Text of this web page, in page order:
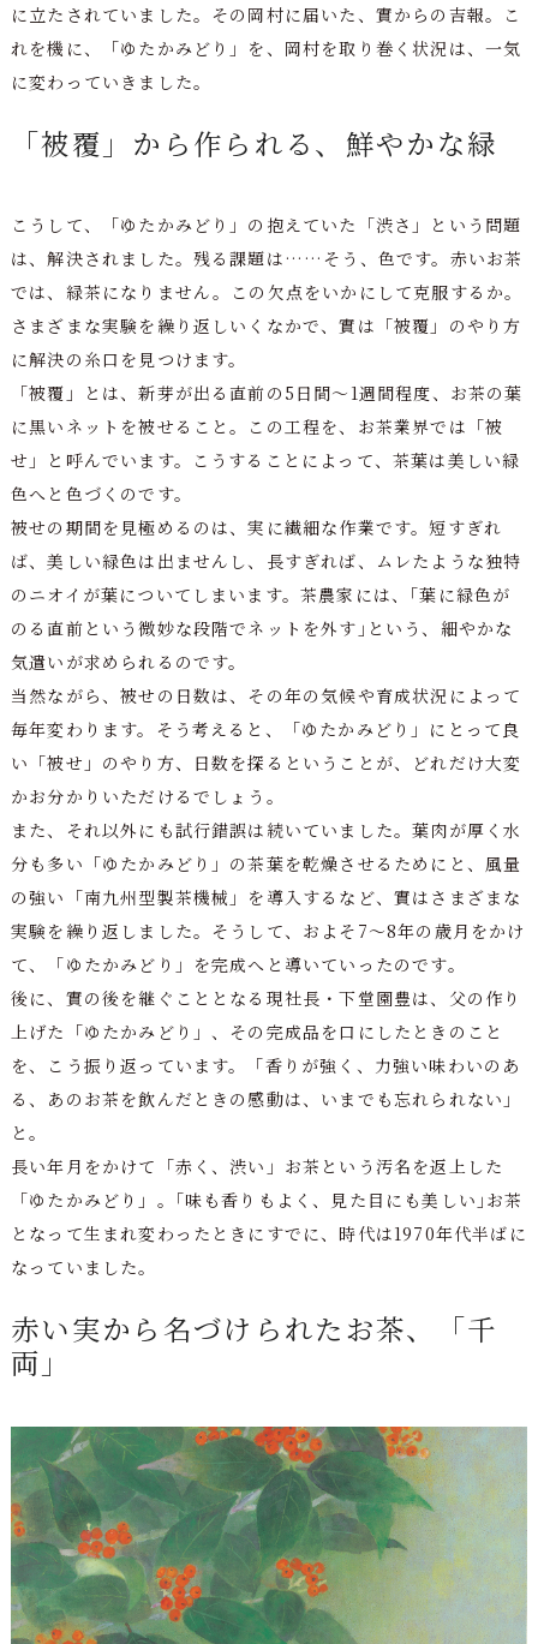
に立たされていました。その岡村に届いた、實からの吉報。こ
れを機に、「ゆたかみどり」を、岡村を取り巻く状況は、一気
に変わっていきました。
「被覆」から作られる、鮮やかな緑
こうして、「ゆたかみどり」の抱えていた「渋さ」という問題
は、解決されました。残る課題は……そう、色です。赤いお茶
では、緑茶になりません。この欠点をいかにして克服するか。
さまざまな実験を繰り返しいくなかで、實は「被覆」のやり方
に解決の糸口を見つけます。
「被覆」とは、新芽が出る直前の5日間～1週間程度、お茶の葉
に黒いネットを被せること。この工程を、お茶業界では「被
せ」と呼んでいます。こうすることによって、茶葉は美しい緑
色へと色づくのです。
被せの期間を見極めるのは、実に繊細な作業です。短すぎれ
ば、美しい緑色は出ませんし、長すぎれば、ムレたような独特
のニオイが葉についてしまいます。茶農家には、｢葉に緑色が
のる直前という微妙な段階でネットを外す｣という、細やかな
気遣いが求められるのです。
当然ながら、被せの日数は、その年の気候や育成状況によって
毎年変わります。そう考えると、「ゆたかみどり」にとって良
い「被せ」のやり方、日数を探るということが、どれだけ大変
かお分かりいただけるでしょう。
また、それ以外にも試行錯誤は続いていました。葉肉が厚く水
分も多い「ゆたかみどり」の茶葉を乾燥させるためにと、風量
の強い「南九州型製茶機械」を導入するなど、實はさまざまな
実験を繰り返しました。そうして、およそ7～8年の歳月をかけ
て、「ゆたかみどり」を完成へと導いていったのです。
後に、實の後を継ぐこととなる現社長・下堂園豊は、父の作り
上げた「ゆたかみどり」、その完成品を口にしたときのこと
を、こう振り返っています。「香りが強く、力強い味わいのあ
る、あのお茶を飲んだときの感動は、いまでも忘れられない」
と。
長い年月をかけて「赤く、渋い」お茶という汚名を返上した
「ゆたかみどり」。｢味も香りもよく、見た目にも美しい｣お茶
となって生まれ変わったときにすでに、時代は1970年代半ばに
なっていました。
赤い実から名づけられたお茶、「千
両」